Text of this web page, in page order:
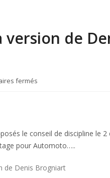
version de
fermés
contredisent
la
de
le conseil de discipline le 2
pour Automoto…..